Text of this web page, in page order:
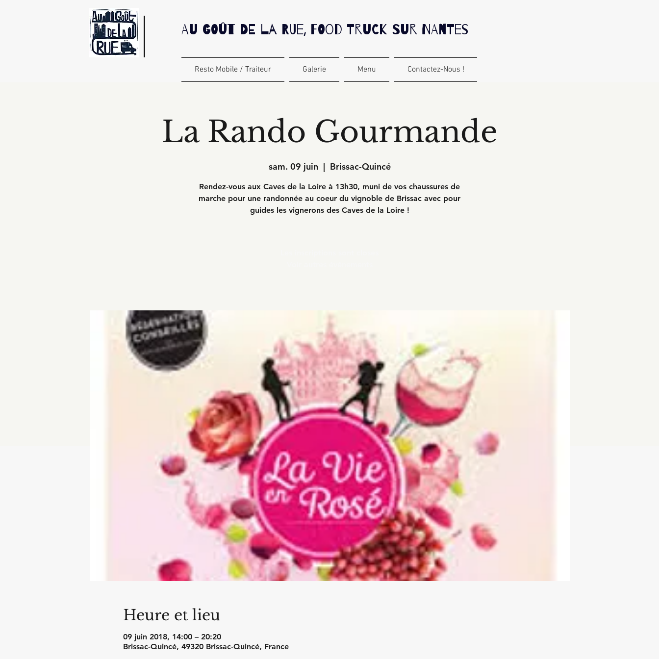
Au Goût De La Rue, Food Truck sur Nantes
Resto Mobile / Traiteur Galerie Menu Contactez-Nous !
La Rando Gourmande
sam. 09 juin
  |
Brissac-Quincé
Rendez-vous aux Caves de la Loire à 13h30, muni de vos chaussures de
marche pour une randonnée au coeur du vignoble de Brissac avec pour
guides les vignerons des Caves de la Loire !
Heure et lieu
09 juin 2018, 14:00 – 20:20
Brissac-Quincé, 49320 Brissac-Quincé, France